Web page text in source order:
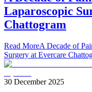
Laparoscopic
Chattogram
Read MoreA Decade of
Surgery at Evercare
30 December 2025